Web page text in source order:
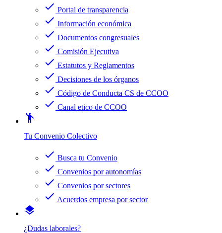
check Portal de transparencia
check Información económica
check Documentos congresuales
check Comisión Ejecutiva
check Estatutos y Reglamentos
check Decisiones de los órganos
check Código de Conducta CS de CCOO
check Canal etico de CCOO
emoji_people
Tu Convenio Colectivo
check Busca tu Convenio
check Convenios por autonomías
check Convenios por sectores
check Acuerdos empresa por sector
layers
¿Dudas laborales?